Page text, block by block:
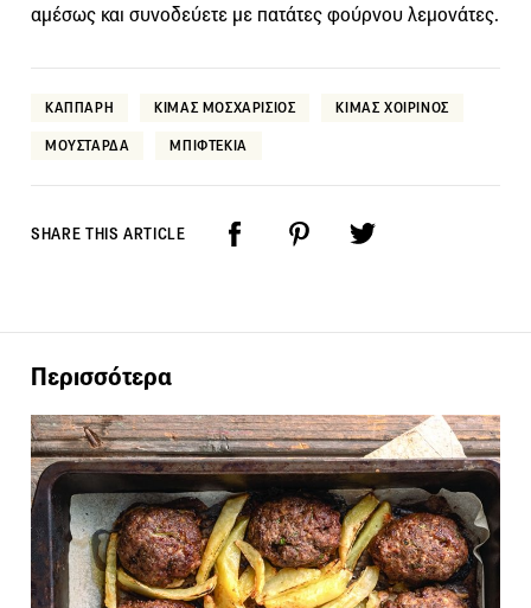
αμέσως και συνοδεύετε με πατάτες φούρνου λεμονάτες.
ΚΑΠΠΑΡΗ ΚΙΜΑΣ ΜΟΣΧΑΡΙΣΙΟΣ ΚΙΜΑΣ ΧΟΙΡΙΝΟΣ
ΜΟΥΣΤΑΡΔΑ ΜΠΙΦΤΕΚΙΑ
SHARE THIS ARTICLE
Περισσότερα